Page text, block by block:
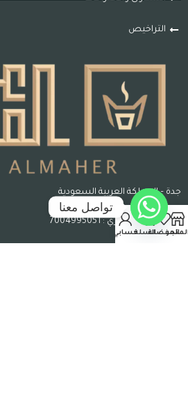
التراخيص
جدة – المملكة العربية السعودية
رقم السجل التجاري : 7004995051
المفضلةالسلةحسابي
تواصل معنا